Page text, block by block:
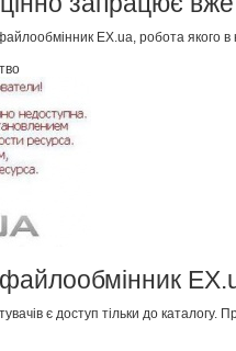
EX.ua, робота якого в
є доступ тільки до